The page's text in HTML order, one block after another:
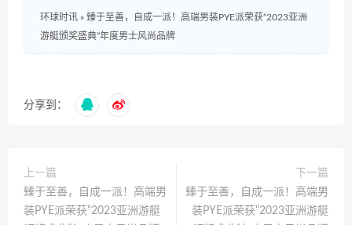
环球时讯 » 臻于至善，自成一派！高端男装PYE派荣获“2023亚洲
游艇颁奖盛典”年度男士风尚品牌
分享到：
上一篇
臻于至善，自成一派！高端男
装PYE派荣获“2023亚洲游艇
下一篇
臻于至善，自成一派！高端男
装PYE派荣获“2023亚洲游艇